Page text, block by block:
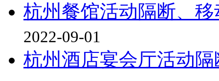
杭州餐馆活动隔断、
2022-09-01
杭州酒店宴会厅活动